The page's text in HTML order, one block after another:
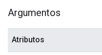
Argumentos
Atributos